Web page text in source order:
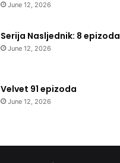
June 12, 2026
Serija Nasljednik: 8 epizoda
June 12, 2026
Velvet 91 epizoda
June 12, 2026